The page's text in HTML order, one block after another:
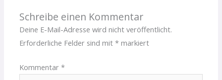
Schreibe einen Kommentar
Deine E-Mail-Adresse wird nicht veröffentlicht.
Erforderliche Felder sind mit* markiert
Kommentar*